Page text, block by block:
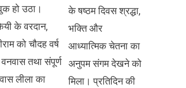
हो उठा।
के वरदान,
को चौदह वर्ष
तथा संपूर्ण
लीला का
के षष्ठम दिवस श्रद्धा,
भक्ति और
आध्यात्मिक चेतना का
अनुपम संगम देखने को
मिला। प्रतिदिन की